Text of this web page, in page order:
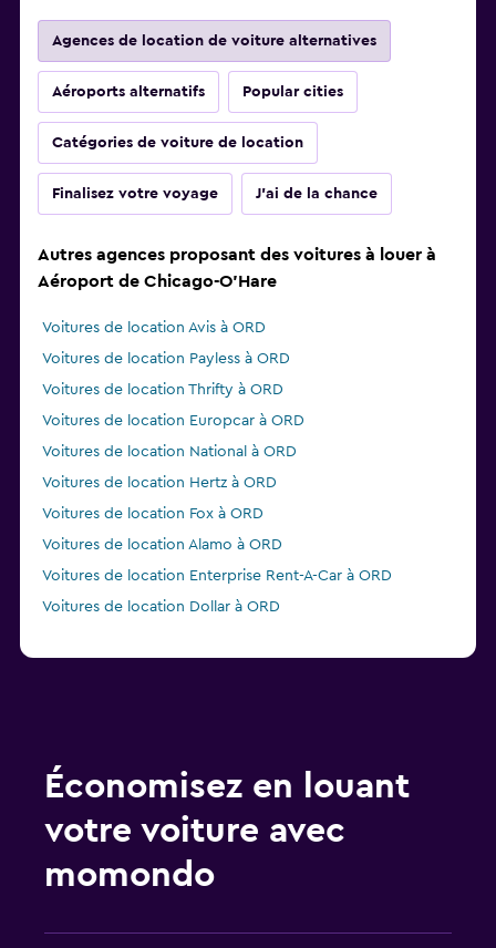
Agences de location de voiture alternatives
Aéroports alternatifs Popular cities
Catégories de voiture de location
Finalisez votre voyage J'ai de la chance
Autres agences proposant des voitures à louer à
Aéroport de Chicago-O'Hare
Voitures de location Avis à ORD
Voitures de location Payless à ORD
Voitures de location Thrifty à ORD
Voitures de location Europcar à ORD
Voitures de location National à ORD
Voitures de location Hertz à ORD
Voitures de location Fox à ORD
Voitures de location Alamo à ORD
Voitures de location Enterprise Rent-A-Car à ORD
Voitures de location Dollar à ORD
Économisez en louant
votre voiture avec
momondo